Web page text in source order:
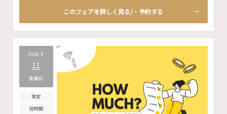
このフェアを詳しく見る/・予約する
2026.9
11
金曜日
限定
短時間